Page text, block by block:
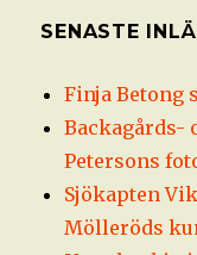
SENASTE
Finja Betong
Backagårds-
Petersons
Sjökapten
Mölleröds